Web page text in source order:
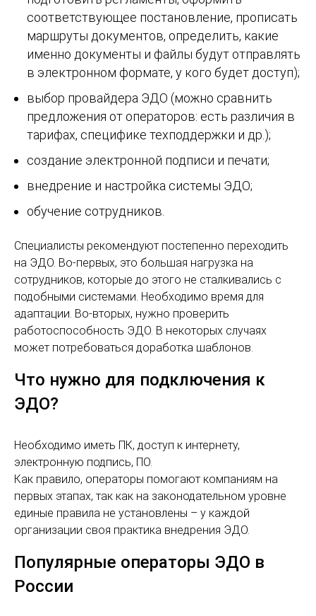
соответствующее постановление, прописать
маршруты документов, определить, какие
именно документы и файлы будут отправлять
в электронном формате, у кого будет доступ);
выбор провайдера ЭДО (можно сравнить
предложения от операторов: есть различия в
тарифах, специфике техподдержки и др.);
создание электронной подписи и печати;
внедрение и настройка системы ЭДО;
обучение сотрудников.
Специалисты рекомендуют постепенно переходить
на ЭДО. Во-первых, это большая нагрузка на
сотрудников, которые до этого не сталкивались с
подобными системами. Необходимо время для
адаптации. Во-вторых, нужно проверить
работоспособность ЭДО. В некоторых случаях
может потребоваться доработка шаблонов.
Что нужно для подключения к
ЭДО?
Необходимо иметь ПК, доступ к интернету,
электронную подпись, ПО.
Как правило, операторы помогают компаниям на
первых этапах, так как на законодательном уровне
единые правила не установлены – у каждой
организации своя практика внедрения ЭДО.
Популярные операторы ЭДО в
России